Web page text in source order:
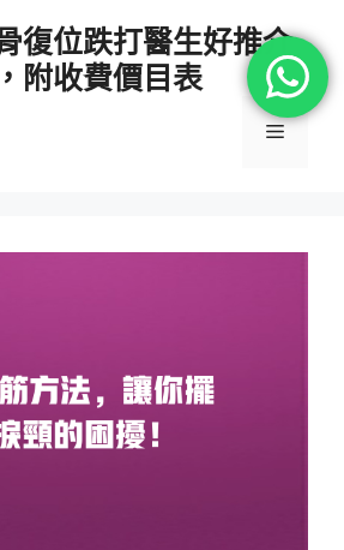
復位跌打醫生好推介
附收費價目表
選